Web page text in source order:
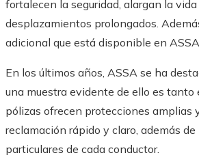
fortalecen la seguridad, alargan la
desplazamientos prolongados.
adicional que está disponible en
En los últimos años, ASSA se ha
una muestra evidente de ello es tanto
pólizas ofrecen protecciones amplias
reclamación rápido y claro, además
particulares de cada conductor.